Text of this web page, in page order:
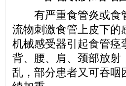
有严重食管炎或食
流物刺激食管上皮下的
机械感受器引起食管痉
背、腰、肩、颈部放射
乱，部分患者又可吞咽